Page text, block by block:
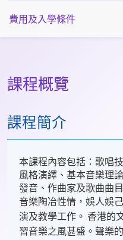
費用及入學條件
課程概覽
課程簡介
本課程內容包括：歌唱
風格演繹、基本音樂理
發音、作曲家及歌曲曲
音樂陶冶性情，娛人娛
演及教學工作。 香港的
習音樂之風甚盛。聲樂